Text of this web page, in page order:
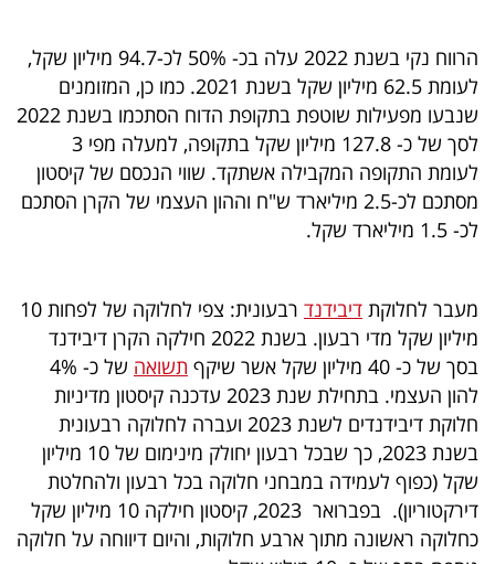
הכלכלי
פודקאסט
40
UNDER
40
שיתופי
פעולה
דרושים
ניוזלטרים
הרווח נקי בשנת 2022 עלה בכ- 50% לכ-94.7 מיליון שקל,
לעומת 62.5 מיליון שקל בשנת 2021. כמו כן, המזומנים
שנבעו מפעילות שוטפת בתקופת הדוח הסתכמו בשנת 2022
לסך של כ- 127.8 מיליון שקל בתקופה, למעלה מפי 3
לעומת התקופה המקבילה אשתקד. שווי הנכסם של קיסטון
מסתכם לכ-2.5 מיליארד ש"ח וההון העצמי של הקרן הסתכם
לכ- 1.5 מיליארד שקל.
מעבר לחלוקת דיבידנד
רבעונית: צפי לחלוקה של לפחות 10
מיליון שקל מדי רבעון. בשנת 2022 חילקה הקרן דיבידנד
בסך של כ- 40 מיליון שקל אשר שיקף
תשואה
של כ- 4%
להון העצמי. בתחילת שנת 2023 עדכנה קיסטון מדיניות
חלוקת דיבידנדים לשנת 2023 ועברה לחלוקה רבעונית
בשנת 2023, כך שבכל רבעון יחולק מינימום של 10 מיליון
שקל (כפוף לעמידה במבחני חלוקה בכל רבעון ולהחלטת
דירקטוריון). בפברואר 2023, קיסטון חילקה 10 מיליון שקל
כחלוקה ראשונה מתוך ארבע חלוקות, והיום דיווחה על חלוקה